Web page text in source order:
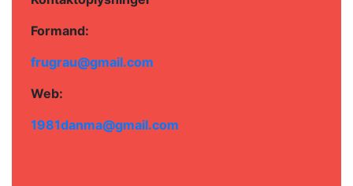
Formand:
frugrau@gmail.com
Web:
1981danma@gmail.com